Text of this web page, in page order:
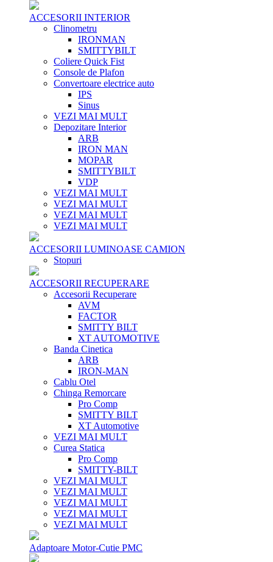
ACCESORII INTERIOR
Clinometru
IRONMAN
SMITTYBILT
Coliere Quick Fist
Console de Plafon
Convertoare electrice auto
IPS
Sinus
VEZI MAI MULT
Depozitare Interior
ARB
IRON MAN
MOPAR
SMITTYBILT
VDP
VEZI MAI MULT
VEZI MAI MULT
VEZI MAI MULT
VEZI MAI MULT
ACCESORII LUMINOASE CAMION
Stopuri
ACCESORII RECUPERARE
Accesorii Recuperare
AVM
FACTOR
SMITTY BILT
XT AUTOMOTIVE
Banda Cinetica
ARB
IRON-MAN
Cablu Otel
Chinga Remorcare
Pro Comp
SMITTY BILT
XT Automotive
VEZI MAI MULT
Curea Statica
Pro Comp
SMITTY-BILT
VEZI MAI MULT
VEZI MAI MULT
VEZI MAI MULT
VEZI MAI MULT
VEZI MAI MULT
Adaptoare Motor-Cutie PMC